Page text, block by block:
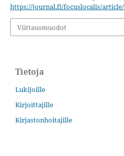
https://journal.fi/focuslocalis/
Viittausmuodot
Tietoja
Lukijoille
Kirjoittajille
Kirjastonhoitajille